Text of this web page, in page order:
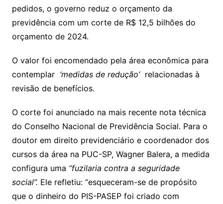
pedidos, o governo reduz o orçamento da
previdência com um corte de R$ 12,5 bilhões do
orçamento de 2024.
O valor foi encomendado pela área econômica para
contemplar‘medidas de redução’relacionadas à
revisão de benefícios.
O corte foi anunciado na mais recente nota técnica
do Conselho Nacional de Previdência Social. Para o
doutor em direito previdenciário e coordenador dos
cursos da área na PUC-SP, Wagner Balera, a medida
configura uma “fuzilaria contra a seguridade
social”. Ele refletiu: “esqueceram-se de propósito
que o dinheiro do PIS-PASEP foi criado com